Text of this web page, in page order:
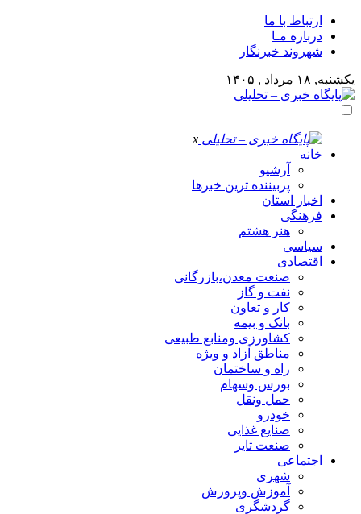
ارتباط با ما
درباره مـا
شهروند خبرنگار
یکشنبه, ۱۸ مرداد , ۱۴۰۵
x
خانه
آرشیو
پربیننده ترین خبرها
اخبار استان
فرهنگی
هنر هشتم
سیاسی
اقتصادی
صنعت معدن،بازرگانی
نفت و گاز
کار و تعاون
بانک و بیمه
کشاورزی ومنابع طبیعی
مناطق آزاد و ویژه
راه و ساختمان
بورس وسهام
حمل ونقل
خودرو
صنایع غذایی
صنعت تایر
اجتماعی
شهری
آموزش وپرورش
گردشگری